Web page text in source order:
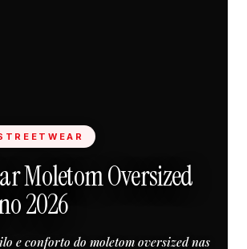
Moletom Oversized
2026
e conforto do moletom oversized nas